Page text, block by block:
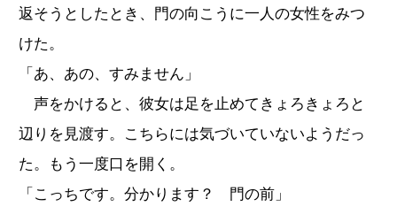
返そうとしたとき、門の向こうに一人の女性をみつ
けた。
「あ、あの、すみません」
声をかけると、彼女は足を止めてきょろきょろと
辺りを見渡す。こちらには気づいていないようだっ
た。もう一度口を開く。
「こっちです。分かります？ 門の前」